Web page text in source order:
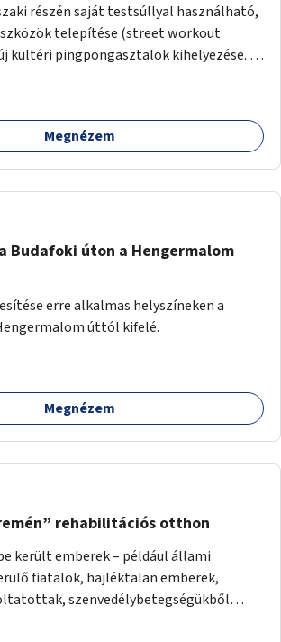
részén saját testsúllyal használható,
telepítése (street workout
kültéri pingpongasztalok kihelyezése. A
sportolási lehetőség válna elérhetővé a
ahol jelenleg egyetlen asztal sem
Megnézem
Budafoki úton a Hengermalom
erre alkalmas helyszíneken a
úttól kifelé.
Megnézem
rehabilitációs otthon
került emberek – például állami
fiatalok, hajléktalan emberek,
szenvedélybetegségükből